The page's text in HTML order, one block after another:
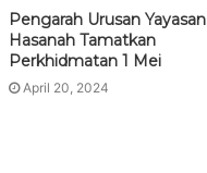
Pengarah Urusan Yayasan
Hasanah Tamatkan
Perkhidmatan 1 Mei
April 20, 2024